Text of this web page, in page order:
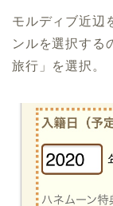
モルディブ近辺
ンルを選択する
旅行」を選択。